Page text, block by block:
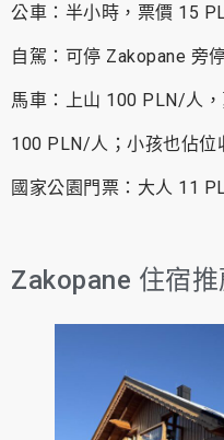
公車：半小時，票價 15
自駕：可停 Zakopane 旁
馬車：上山 100 PLN/人
100 PLN/人；小孩也佔位
國家公園門票：大人 11
Zakopane 住宿推